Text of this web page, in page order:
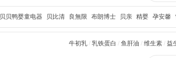
贝贝鸭婴童电器 贝比清 良無限 布朗博士 贝亲 精婴 孕安馨
牛初乳 / 乳铁蛋白 / 鱼肝油 / 维生素 / 益